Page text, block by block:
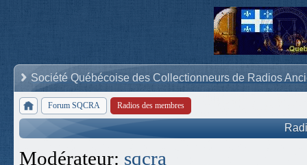
Société Québécoise des Collectionneurs de Radios
Forum SQCRA Radios des membres
Modérateur: sqcra